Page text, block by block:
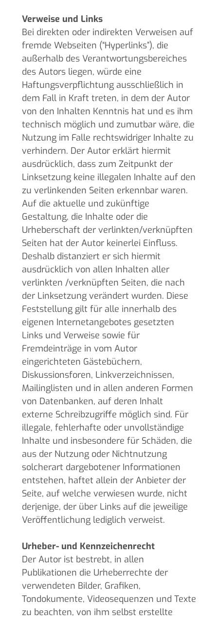
Verweise und Links
Bei direkten oder indirekten Verweisen auf
fremde Webseiten (“Hyperlinks”), die
außerhalb des Verantwortungsbereiches
des Autors liegen, würde eine
Haftungsverpflichtung ausschließlich in
dem Fall in Kraft treten, in dem der Autor
von den Inhalten Kenntnis hat und es ihm
technisch möglich und zumutbar wäre, die
Nutzung im Falle rechtswidriger Inhalte zu
verhindern. Der Autor erklärt hiermit
ausdrücklich, dass zum Zeitpunkt der
Linksetzung keine illegalen Inhalte auf den
zu verlinkenden Seiten erkennbar waren.
Auf die aktuelle und zukünftige
Gestaltung, die Inhalte oder die
Urheberschaft der verlinkten/verknüpften
Seiten hat der Autor keinerlei Einfluss.
Deshalb distanziert er sich hiermit
ausdrücklich von allen Inhalten aller
verlinkten /verknüpften Seiten, die nach
der Linksetzung verändert wurden. Diese
Feststellung gilt für alle innerhalb des
eigenen Internetangebotes gesetzten
Links und Verweise sowie für
Fremdeinträge in vom Autor
eingerichteten Gästebüchern,
Diskussionsforen, Linkverzeichnissen,
Mailinglisten und in allen anderen Formen
von Datenbanken, auf deren Inhalt
externe Schreibzugriffe möglich sind. Für
illegale, fehlerhafte oder unvollständige
Inhalte und insbesondere für Schäden, die
aus der Nutzung oder Nichtnutzung
solcherart dargebotener Informationen
entstehen, haftet allein der Anbieter der
Seite, auf welche verwiesen wurde, nicht
derjenige, der über Links auf die jeweilige
Veröffentlichung lediglich verweist.
Urheber- und Kennzeichenrecht
Der Autor ist bestrebt, in allen
Publikationen die Urheberrechte der
verwendeten Bilder, Grafiken,
Tondokumente, Videosequenzen und Texte
zu beachten, von ihm selbst erstellte